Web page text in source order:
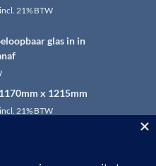
incl. 21% BTW
glas in in
x 1215mm
Huidige
incl. 21% BTW